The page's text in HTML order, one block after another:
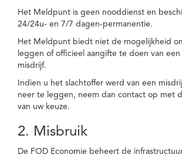
Het Meldpunt is geen nooddienst en
24/24u- en 7/7 dagen-permanentie.
Het Meldpunt biedt niet de mogelijkheid
leggen of officieel aangifte te doen van
misdrijf.
Indien u het slachtoffer werd van een
neer te leggen, neem dan contact op met
van uw keuze.
2. Misbruik
De FOD Economie beheert de